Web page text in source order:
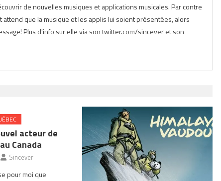
de nouvelles musiques et applications musicales. Par contre
que la musique et les applis lui soient présentées, alors
Plus d'info sur elle via son twitter.com/sincever et son
acteur de
Canada
Sincever
pour moi que